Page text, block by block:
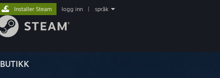
BUTIKK
Installer Steam logg inn språk